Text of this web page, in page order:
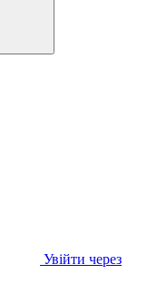
Увійти через